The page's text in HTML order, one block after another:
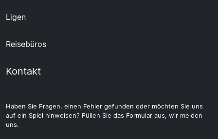
Ligen
Reisebüros
Kontakt
Haben Sie Fragen, einen Fehler gefunden oder möchten Sie uns
auf ein Spiel hinweisen? Füllen Sie das Formular aus, wir melden
uns.